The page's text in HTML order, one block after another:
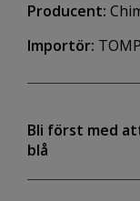
Producent:
Importör:
Bli först med
blå